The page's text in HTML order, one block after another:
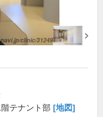
テナント部 [地図]